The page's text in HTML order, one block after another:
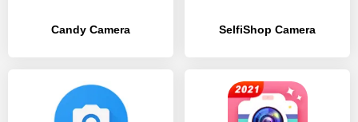
Candy Camera SelfiShop Camera